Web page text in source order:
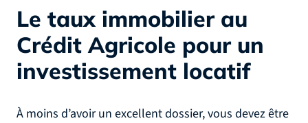
Le taux immobilier au
Crédit Agricole pour un
investissement locatif
À moins d’avoir un excellent dossier, vous devez être